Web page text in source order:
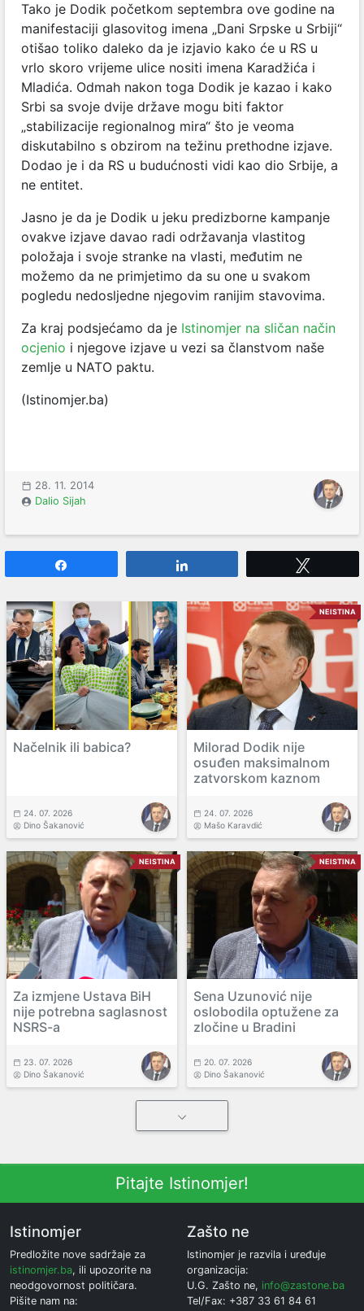
Tako je Dodik početkom septembra ove godine na
manifestaciji glasovitog imena „Dani Srpske u Srbiji“
otišao toliko daleko da je izjavio kako će u RS u
vrlo skoro vrijeme ulice nositi imena Karadžića i
Mladića. Odmah nakon toga Dodik je kazao i kako
Srbi sa svoje dvije države mogu biti faktor
„stabilizacije regionalnog mira“ što je veoma
diskutabilno s obzirom na težinu prethodne izjave.
Dodao je i da RS u budućnosti vidi kao dio Srbije, a
ne entitet.
Jasno je da je Dodik u jeku predizborne kampanje
ovakve izjave davao radi održavanja vlastitog
položaja i svoje stranke na vlasti, međutim ne
možemo da ne primjetimo da su one u svakom
pogledu nedosljedne njegovim ranijim stavovima.
Za kraj podsjećamo da je Istinomjer na sličan način
ocjenio i njegove izjave u vezi sa članstvom naše
zemlje u NATO paktu.
(Istinomjer.ba)
28. 11. 2014
Dalio Sijah
Načelnik ili babica?
24. 07. 2026
Dino Šakanović
NEISTINA
Milorad Dodik nije
osuđen maksimalnom
zatvorskom kaznom
24. 07. 2026
Mašo Karavdić
NEISTINA
Za izmjene Ustava BiH
nije potrebna saglasnost
NSRS-a
23. 07. 2026
Dino Šakanović
NEISTINA
Sena Uzunović nije
oslobodila optužene za
zločine u Bradini
20. 07. 2026
Dino Šakanović
Pitajte Istinomjer!
Istinomjer
Predložite nove sadržaje za
istinomjer.ba, ili upozorite na
neodgovornost političara.
Pišite nam na:
Zašto ne
Istinomjer je razvila i uređuje
organizacija:
U.G. Zašto ne, info@zastone.ba
Tel/Fax: +387 33 61 84 61